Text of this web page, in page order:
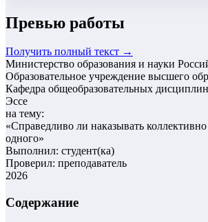
Превью работы
Получить полный текст →
Министерство образования и науки
Образовательное учреждение высшего
Кафедра общеобразовательных дисциплин
Эссе
на тему:
«Справедливо ли наказывать
одного»
Выполнил: студент(ка)
Проверил: преподаватель
2026
Содержание